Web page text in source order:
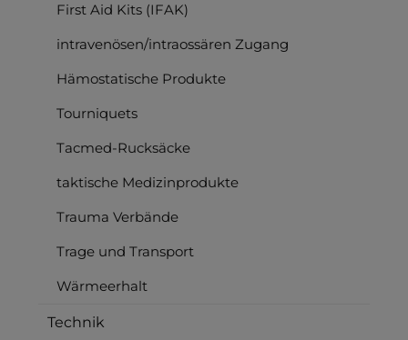
First Aid Kits (IFAK)
intravenösen/intraossären Zugang
Hämostatische Produkte
Tourniquets
Tacmed-Rucksäcke
taktische Medizinprodukte
Trauma Verbände
Trage und Transport
Wärmeerhalt
Technik